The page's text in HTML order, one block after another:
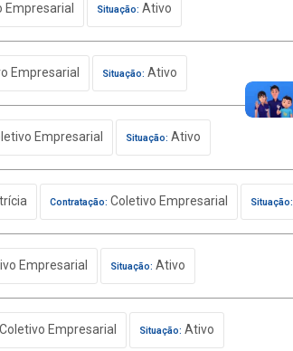
Empresarial Situação: Ativo
Empresarial Situação: Ativo
Empresarial Situação: Ativo
Contratação: Coletivo Empresarial Situação:
Empresarial Situação: Ativo
Coletivo Empresarial Situação: Ativo